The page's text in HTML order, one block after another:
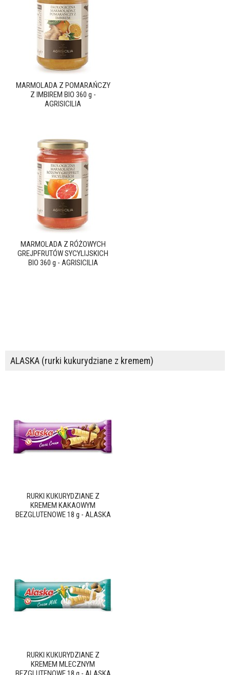
MARMOLADA Z POMARAŃCZY
Z IMBIREM BIO 360 g -
AGRISICILIA
MARMOLADA Z RÓŻOWYCH
GREJPFRUTÓW SYCYLIJSKICH
BIO 360 g - AGRISICILIA
ALASKA (rurki kukurydziane z kremem)
RURKI KUKURYDZIANE Z
KREMEM KAKAOWYM
BEZGLUTENOWE 18 g - ALASKA
RURKI KUKURYDZIANE Z
KREMEM MLECZNYM